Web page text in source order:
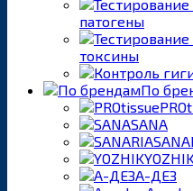
патогены
токсины
По
SANA
А-ДЕЗ